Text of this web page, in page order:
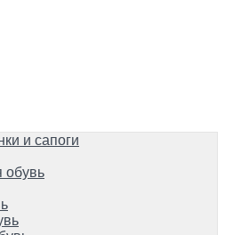
скидками от 20%
обувь
и сапоги
обувь